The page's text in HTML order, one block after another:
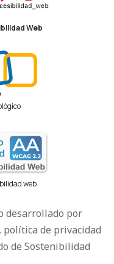
Web
web
desarrollado por
política de privacidad
de Sostenibilidad